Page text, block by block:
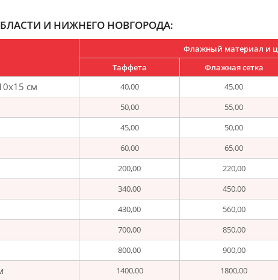
И НИЖНЕГО НОВГОРОДА:
Флажный материал и
Таффета
Флажная сетка
см 40,00 45,00
50,00 55,00
45,00 50,00
60,00 65,00
200,00 220,00
340,00 450,00
430,00 560,00
700,00 850,00
800,00 900,00
1400,00 1800,00